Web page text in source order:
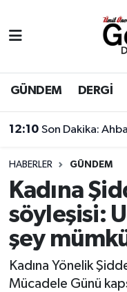
GÜNDEM DERGİ
12:10 Son Dakika: Ahbap
HABERLER GÜNDEM
Kadına
söyleşisi:
şey
Kadına Yönelik
Mücadele Günü
BİLİM
DERGİ
DÜNYA
EĞİTİM
EKONOMİ
GÖKTÜRK
Eyüpsultan
Eyüpsultan
Süper Lig Puan
Tüm Manşetler
Son Dakika
Haber Arşivi